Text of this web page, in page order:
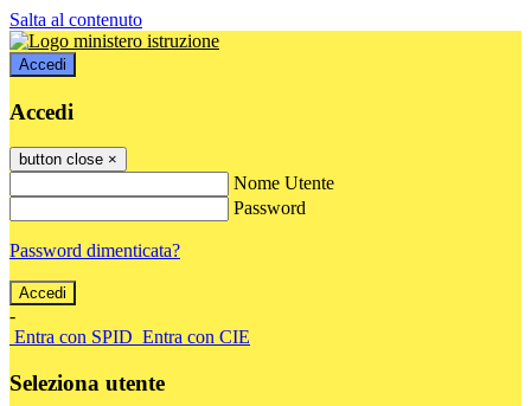
Salta al contenuto
Accedi
Accedi
button close ×
Nome Utente
Password
Password dimenticata?
-
Entra con SPID Entra con CIE
Seleziona utente